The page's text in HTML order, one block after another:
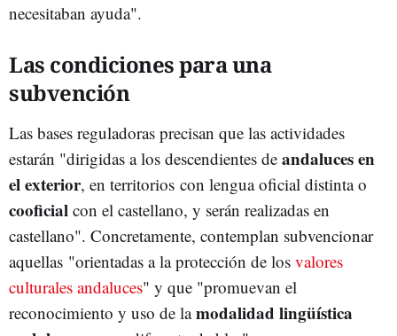
necesitaban ayuda".
Las condiciones para una
subvención
Las bases reguladoras precisan que las actividades
estarán "dirigidas a los descendientes de andaluces en
el exterior, en territorios con lengua oficial distinta o
cooficial con el castellano, y serán realizadas en
castellano". Concretamente, contemplan subvencionar
aquellas "orientadas a la protección de los valores
culturales andaluces" y que "promuevan el
reconocimiento y uso de lamodalidad lingüística